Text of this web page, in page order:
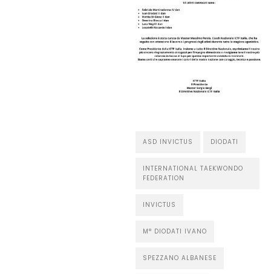
ASD INVICTUS DIODATI
INTERNATIONAL TAEKWONDO
FEDERATION
INVICTUS
M° DIODATI IVANO
SPEZZANO ALBANESE